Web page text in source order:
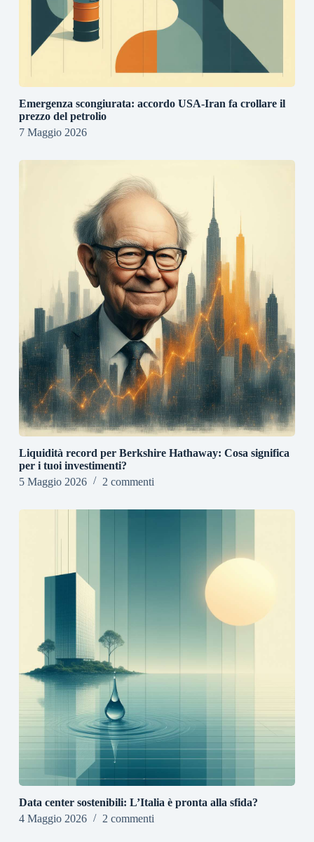
Emergenza scongiurata: accordo USA-Iran fa crollare il
prezzo del petrolio
7 Maggio 2026
Liquidità record per Berkshire Hathaway: Cosa significa
per i tuoi investimenti?
5 Maggio 2026
2 commenti
Data center sostenibili: L’Italia è pronta alla sfida?
4 Maggio 2026
2 commenti